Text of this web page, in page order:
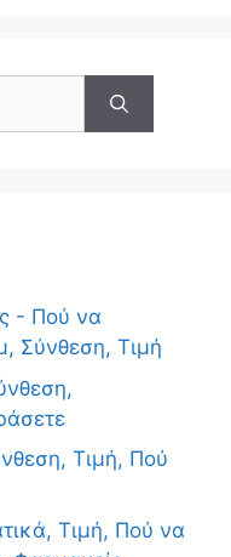
- Πού να
Σύνθεση, Τιμή
Τιμή, Πού
Τιμή, Πού να